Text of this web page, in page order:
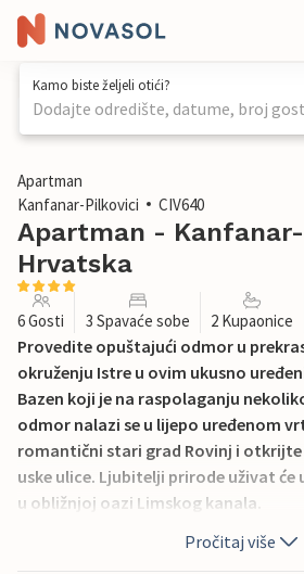
Kamo biste željeli otići?
Dodajte odredište, datume, broj
1 / 57
Apartman
Kanfanar-Pilkovici
CIV640
Apartman -
Hrvatska
6 Gosti 3 Spavaće sobe 2 Kupaonice
Provedite opuštajući odmor u
okruženju Istre u ovim ukusno
Bazen koji je na raspolaganju
odmor nalazi se u lijepo uređenom
romantični stari grad Rovinj i otkrijte
uske ulice. Ljubitelji prirode uživat
u obližnjoj oazi Limskog kanala.
Pročitaj više